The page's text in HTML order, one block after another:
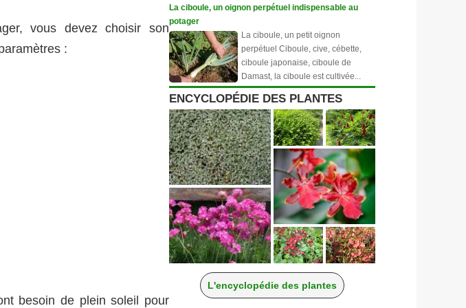
vous devez choisir son
:
besoin de plein soleil pour
La ciboule, un oignon perpétuel indispensable au
potager
La ciboule, un petit oignon
perpétuel Ciboule, cive, cébette,
ciboule japonaise, ciboule de
Damast, la ciboule est cultivée...
ENCYCLOPÉDIE DES PLANTES
L'encyclopédie des plantes